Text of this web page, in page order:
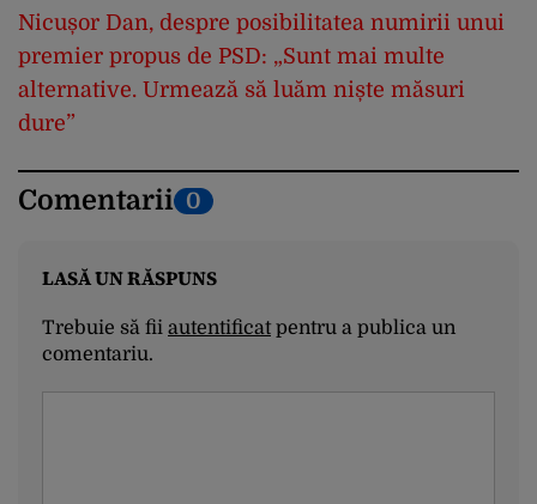
Nicușor Dan, despre posibilitatea numirii unui
premier propus de PSD: „Sunt mai multe
alternative. Urmează să luăm niște măsuri
dure”
Comentarii 0
LASĂ UN RĂSPUNS
Trebuie să fii autentificatpentru a publica un
comentariu.